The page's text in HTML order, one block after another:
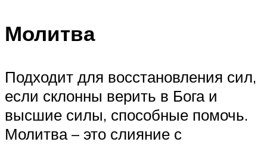
Молитва
Подходит для восстановления сил,
если склонны верить в Бога и
высшие силы, способные помочь.
Молитва – это слияние с